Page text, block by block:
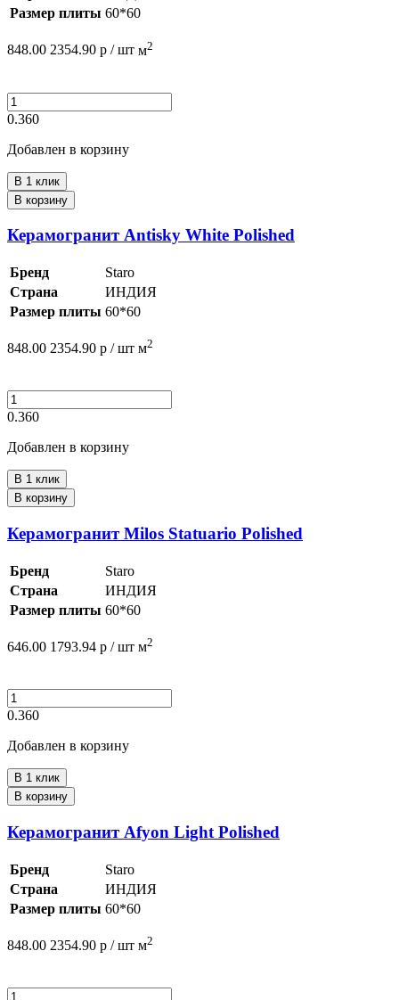
Размер плиты 60*60
848.00 2354.90 р / шт м2
0.360
Добавлен в корзину
В 1 клик
В корзину
Керамогранит Antisky White Polished
Бренд
Staro
Страна
ИНДИЯ
Размер плиты 60*60
848.00 2354.90 р / шт м2
0.360
Добавлен в корзину
В 1 клик
В корзину
Керамогранит Milos Statuario Polished
Бренд
Staro
Страна
ИНДИЯ
Размер плиты 60*60
646.00 1793.94 р / шт м2
0.360
Добавлен в корзину
В 1 клик
В корзину
Керамогранит Afyon Light Polished
Бренд
Staro
Страна
ИНДИЯ
Размер плиты 60*60
848.00 2354.90 р / шт м2